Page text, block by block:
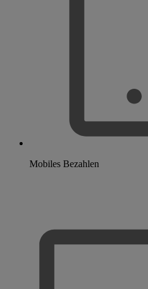
Mobiles Bezahlen